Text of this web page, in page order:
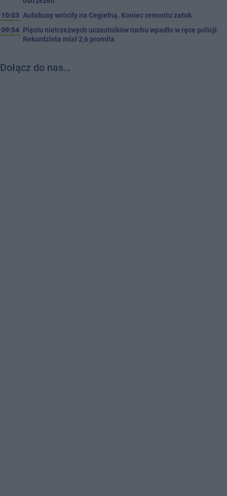
10:03 Autobusy wróciły na Cegielną. Koniec remontu zatok
09:54 Pięciu nietrzeźwych uczestników ruchu wpadło w ręce policji.
Rekordzista miał 2,6 promila
Dołącz do nas…